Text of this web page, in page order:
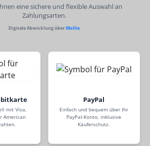
eine sichere und flexible Auswahl an
Zahlungsarten.
Digitale Abwicklung über Mollie
mit Visa,
American
PayPal
Einfach und bequem über Ihr
PayPal-Konto, inklusive
Käuferschutz.